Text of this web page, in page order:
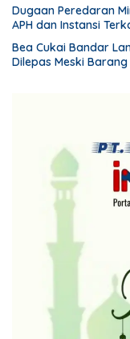
Dugaan Peredaran
APH dan Instansi
Bea Cukai Bandar
Dilepas Meski